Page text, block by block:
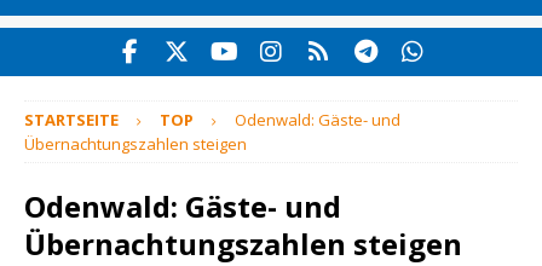
STARTSEITE TOP
Odenwald: Gäste- und
Übernachtungszahlen steigen
Odenwald: Gäste- und
Übernachtungszahlen steigen